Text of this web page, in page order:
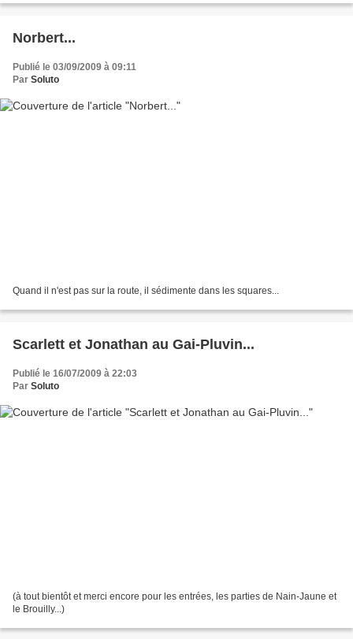
Norbert...
Publié le 03/09/2009 à 09:11
Par Soluto
Quand il n'est pas sur la route, il sédimente dans les squares...
Scarlett et Jonathan au Gai-Pluvin...
Publié le 16/07/2009 à 22:03
Par Soluto
(à tout bientôt et merci encore pour les entrées, les parties de Nain-Jaune et
le Brouilly...)